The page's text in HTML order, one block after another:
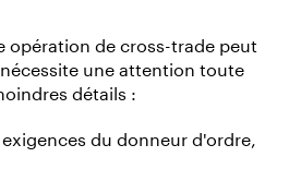
opération de cross-trade peut
une attention toute
détails :
du donneur d'ordre,